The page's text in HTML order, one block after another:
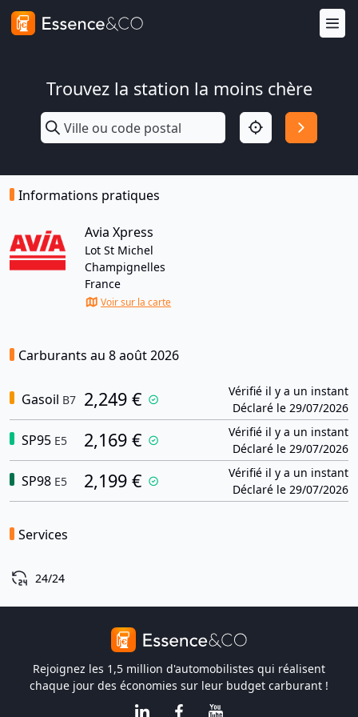
Trouvez la station la moins chère
Informations pratiques
Avia Xpress
Lot St Michel
Champignelles
France
Voir sur la carte
Carburants au 8 août 2026
Gasoil B7 2,249 €
Vérifié il y a un instant
Déclaré le 29/07/2026
SP95 E5 2,169 €
Vérifié il y a un instant
Déclaré le 29/07/2026
SP98 E5 2,199 €
Vérifié il y a un instant
Déclaré le 29/07/2026
Services
24/24
Rejoignez les 1,5 million d'automobilistes qui réalisent
chaque jour des économies sur leur budget carburant !